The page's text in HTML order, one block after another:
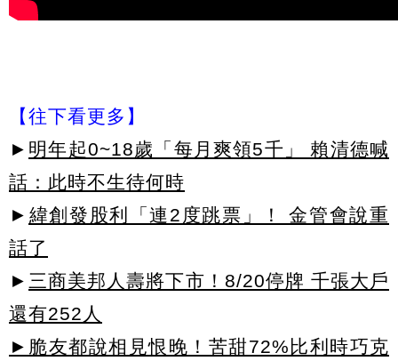
【往下看更多】
► 明年起0~18歲「每月爽領5千」 賴清德喊
話：此時不生待何時
► 緯創發股利「連2度跳票」！ 金管會說重
話了
► 三商美邦人壽將下市！8/20停牌 千張大戶
還有252人
►脆友都說相見恨晚！苦甜72%比利時巧克